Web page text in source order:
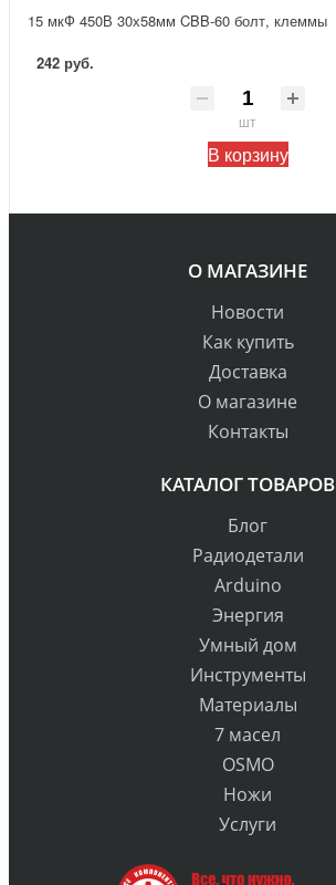
15 мкФ 450В 30х58мм CBB-60 болт, клеммы
242 руб.
шт
В корзину
О МАГАЗИНЕ
Новости
Как купить
Доставка
О магазине
Контакты
КАТАЛОГ ТОВАРОВ
Блог
Радиодетали
Arduino
Энергия
Умный дом
Инструменты
Материалы
7 масел
OSMO
Ножи
Услуги